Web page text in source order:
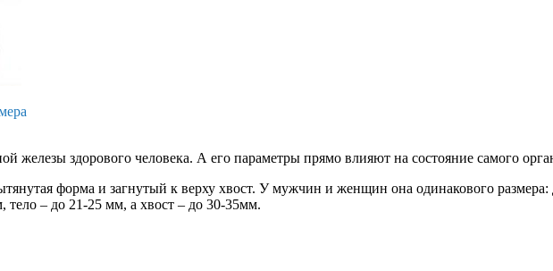
железы здорового человека. А его параметры прямо влияют на состояние самого
форма и загнутый к верху хвост. У мужчин и женщин она одинакового
– до 21-25 мм, а хвост – до 30-35мм.